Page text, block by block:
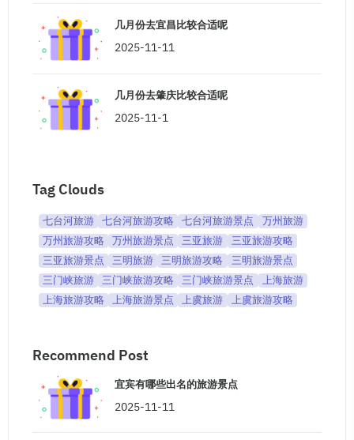
几月份去宜昌比较合适呢
2025-11-11
几月份去肇庆比较合适呢
2025-11-1
Tag Clouds
七台河旅游 七台河旅游攻略 七台河旅游景点
万州旅游
万州旅游攻略
万州旅游景点 三亚旅游
三亚旅游攻略
三亚旅游景点
三明旅游 三明旅游攻略
三明旅游景点
三门峡旅游
三门峡旅游攻略 三门峡旅游景点
上海旅游
上海旅游攻略
上海旅游景点 上虞旅游 上虞旅游攻略
Recommend Post
宜宾有哪些出名的旅游景点
2025-11-11